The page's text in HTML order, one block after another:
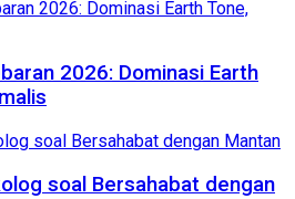
2026: Dominasi Earth
soal Bersahabat dengan